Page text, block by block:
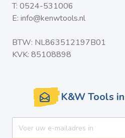
T: 0524-531006
E: info@kenwtools.nl
BTW: NL863512197B01
KVK: 85108898
K&W Tools